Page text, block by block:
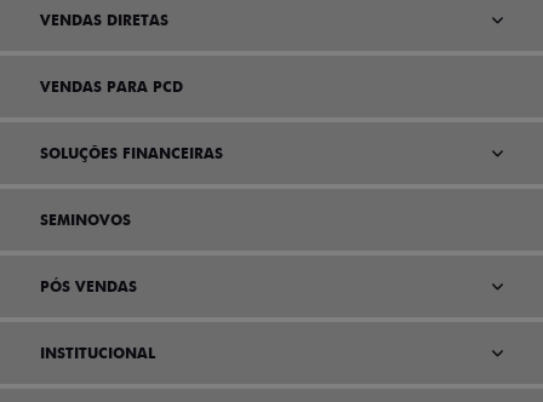
VENDAS DIRETAS
VENDAS PARA PCD
SOLUÇÕES FINANCEIRAS
SEMINOVOS
PÓS VENDAS
INSTITUCIONAL